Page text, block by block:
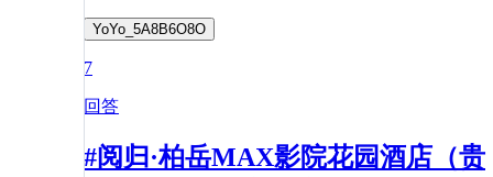
YoYo_5A8B6O8O
7
回答
#阅归·柏岳MAX影院花园酒店（贵